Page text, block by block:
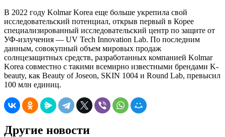
В 2022 году Kolmar Korea еще больше укрепила свой
исследовательский потенциал, открыв первый в Корее
специализированный исследовательский центр по защите от
УФ-излучения — UV Tech Innovation Lab. По последним
данным, совокупный объем мировых продаж
солнцезащитных средств, разработанных компанией Kolmar
Korea совместно с такими всемирно известными брендами K-
beauty, как Beauty of Joseon, SKIN 1004 и Round Lab, превысил
100 млн единиц.
Другие новости